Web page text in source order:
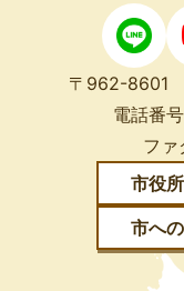
〒962-8601
電話番号
ファ
市役
市へ